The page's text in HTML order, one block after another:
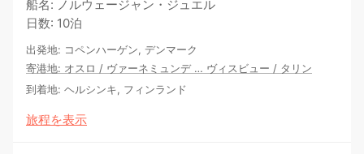
船名: ノルウェージャン・ジュエル
日数: 10泊
出発地: コペンハーゲン, デンマーク
寄港地: オスロ / ヴァーネミュンデ… ヴィスビュー / タリン
到着地: ヘルシンキ, フィンランド
旅程を表示